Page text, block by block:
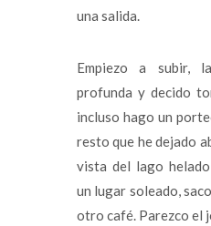
una salida.
Empiezo a subir,
profunda y decido
incluso hago un
resto que he dejado
vista del lago
un lugar soleado,
otro café. Parezco el